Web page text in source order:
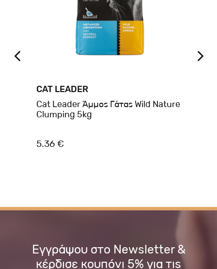
CAT LEADER
Cat Leader Άμμος Γάτας Wild Nature
Clumping 5kg
5.36 €
Εγγράψου στο Newsletter &
κέρδισε κουπόνι 5% για τις